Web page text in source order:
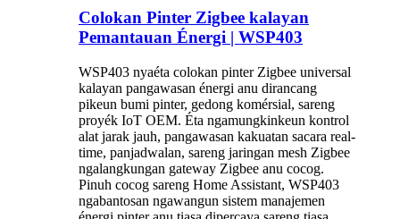
Colokan Pinter Zigbee kalayan
Pemantauan Énergi | WSP403
WSP403 nyaéta colokan pinter Zigbee universal
kalayan pangawasan énergi anu dirancang
pikeun bumi pinter, gedong komérsial, sareng
proyék IoT OEM. Éta ngamungkinkeun kontrol
alat jarak jauh, pangawasan kakuatan sacara real-
time, panjadwalan, sareng jaringan mesh Zigbee
ngalangkungan gateway Zigbee anu cocog.
Pinuh cocog sareng Home Assistant, WSP403
ngabantosan ngawangun sistem manajemen